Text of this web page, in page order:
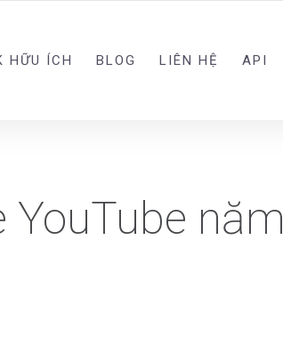
HỮU ÍCH BLOG LIÊN HỆ API
năm